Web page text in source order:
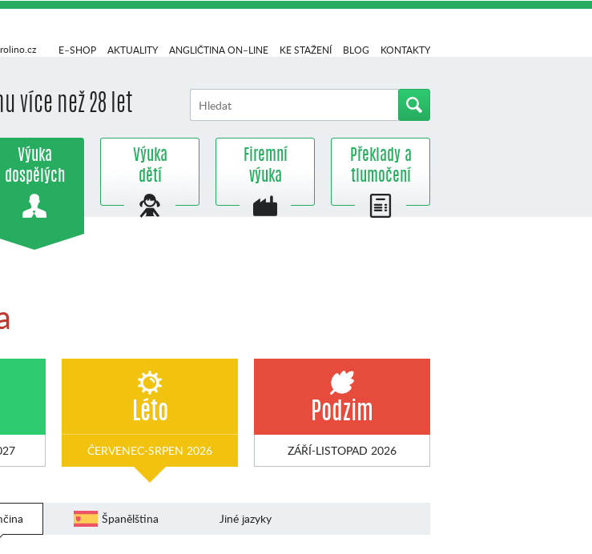
více než 28 let
E–SHOP AKTUALITY ANGLIČTINA ON–LINE KE STAŽENÍ BLOG KONTAKTY
Výuka
dospělých
Výuka
dětí
Firemní
výuka
Překlady a
tlumočení
Léto
ČERVENEC-SRPEN 2026
Podzim
ZÁŘÍ-LISTOPAD 2026
Španělština Jiné jazyky